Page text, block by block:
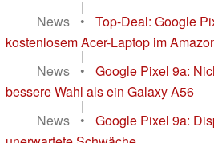
|
News
•
Top-Deal: Google
kostenlosem Acer-Laptop im
|
News
•
Google Pixel 9a:
bessere Wahl als ein Galaxy A56
|
News
•
Google Pixel 9a: